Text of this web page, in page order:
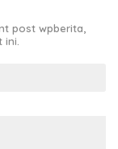
post wpberita,
ini.